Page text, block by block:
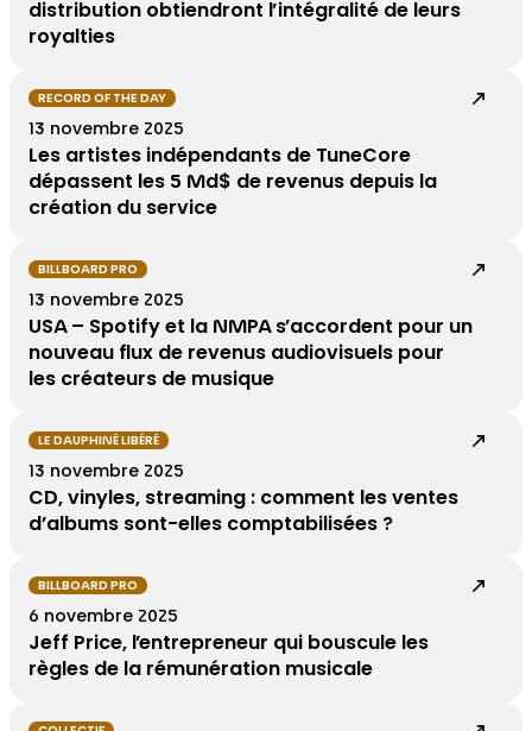
distribution obtiendront l’intégralité de leurs
royalties
RECORD OF THE DAY
13 novembre 2025
Les artistes indépendants de TuneCore
dépassent les 5 Md$ de revenus depuis la
création du service
BILLBOARD PRO
13 novembre 2025
USA – Spotify et la NMPA s’accordent pour un
nouveau flux de revenus audiovisuels pour
les créateurs de musique
LE DAUPHINÉ LIBÉRÉ
13 novembre 2025
CD, vinyles, streaming : comment les ventes
d’albums sont-elles comptabilisées ?
BILLBOARD PRO
6 novembre 2025
Jeff Price, l’entrepreneur qui bouscule les
règles de la rémunération musicale